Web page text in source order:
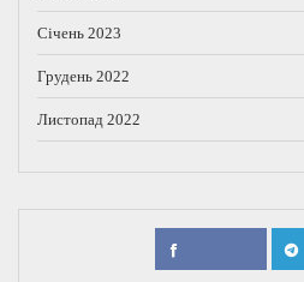
Січень 2023
Грудень 2022
Листопад 2022